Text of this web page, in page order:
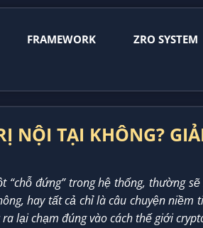
FRAMEWORK ZRO SYSTEM
NỘI TẠI KHÔNG?
“chỗ đứng” trong hệ thống, thường
hay tất cả chỉ là câu chuyện niềm
lại chạm đúng vào cách thế giới